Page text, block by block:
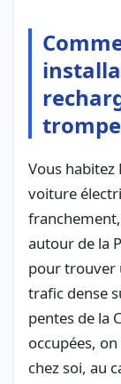
Vous
voiture
autour de la
pour trouver
trafic dense
pentes de la
occupées,
chez soi, au